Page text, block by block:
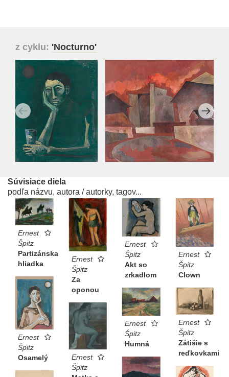
z cyklu: 'Nocturno'
Súvisiace diela
podľa názvu, autora / autorky, tagov...
Ernest
Špitz
Partizánska
hliadka
Ernest
Špitz
Za
oponou
Ernest
Špitz
Akt so
zrkadlom
Ernest
Špitz
Clown
Ernest
Špitz
Osamelý
Ernest
Špitz
Zátišie s
reďkovkami
Ernest
Špitz
Humná
Ernest
Špitz